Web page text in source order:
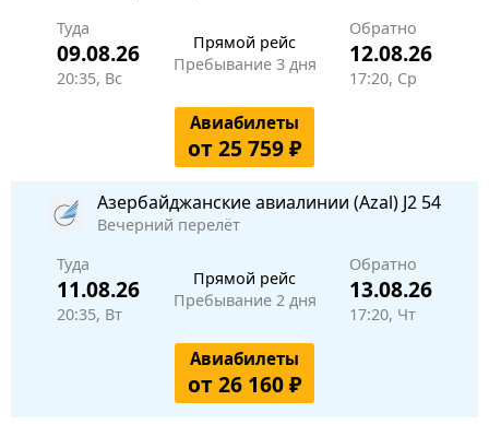
Туда
09.08.26
20:35, Вс
Прямой рейс
Пребывание 3 дня
Обратно
12.08.26
17:20, Ср
Авиабилеты
от 25 759 ₽
Азербайджанские авиалинии (Azal) J2 54
Вечерний перелёт
Туда
11.08.26
20:35, Вт
Прямой рейс
Пребывание 2 дня
Обратно
13.08.26
17:20, Чт
Авиабилеты
от 26 160 ₽